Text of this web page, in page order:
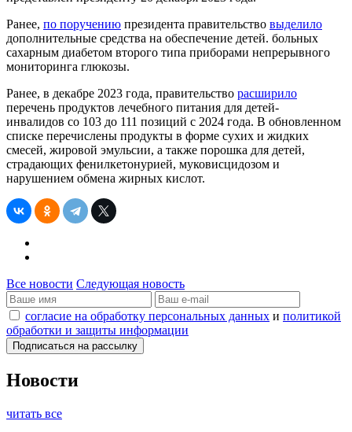
Ранее, по поручению президента правительство выделило
дополнительные средства на обеспечение детей. больных
сахарным диабетом второго типа приборами непрерывного
мониторинга глюкозы.
Ранее, в декабре 2023 года, правительство расширило
перечень продуктов лечебного питания для детей-
инвалидов со 103 до 111 позиций с 2024 года. В обновленном
списке перечислены продукты в форме сухих и жидких
смесей, жировой эмульсии, а также порошка для детей,
страдающих фенилкетонурией, муковисцидозом и
нарушением обмена жирных кислот.
Все новости Следующая новость
согласие на обработку персональных данных и политикой
обработки и защиты информации
Новости
читать все